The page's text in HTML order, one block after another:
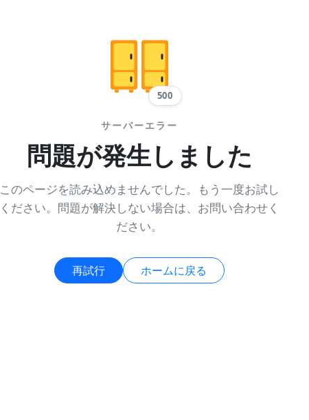
500
サーバーエラー
問題が発生しました
このページを読み込めませんでした。もう一度お試し
ください。問題が解決しない場合は、お問い合わせく
ださい。
再試行 ホームに戻る